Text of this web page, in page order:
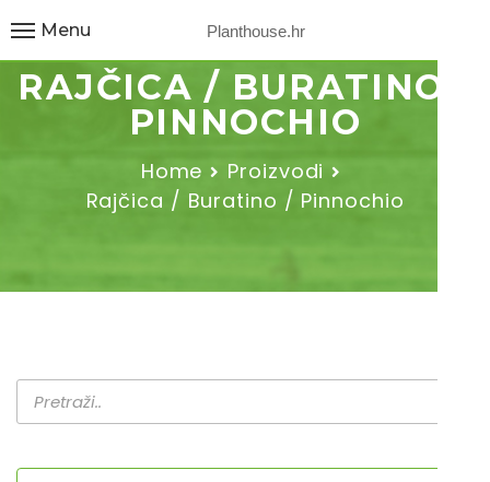
Planthouse.hr
Menu
RAJČICA / BURATINO /
PINNOCHIO
Home
Proizvodi
Rajčica / Buratino / Pinnochio